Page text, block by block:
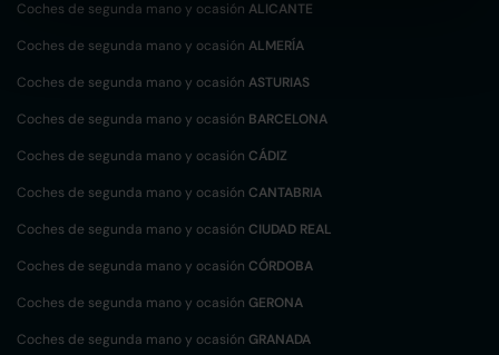
Coches de segunda mano y ocasión ALICANTE
Coches de segunda mano y ocasión ALMERÍA
Coches de segunda mano y ocasión ASTURIAS
Coches de segunda mano y ocasión BARCELONA
Coches de segunda mano y ocasión CÁDIZ
Coches de segunda mano y ocasión CANTABRIA
Coches de segunda mano y ocasión CIUDAD REAL
Coches de segunda mano y ocasión CÓRDOBA
Coches de segunda mano y ocasión GERONA
Coches de segunda mano y ocasión GRANADA